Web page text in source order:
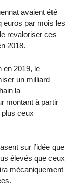
avaient été
euros par mois les
revaloriser ces
2018.
en 2019, le
un milliard
la
montant à partir
ceux
sur l’idée que
élevés que ceux
mécaniquement